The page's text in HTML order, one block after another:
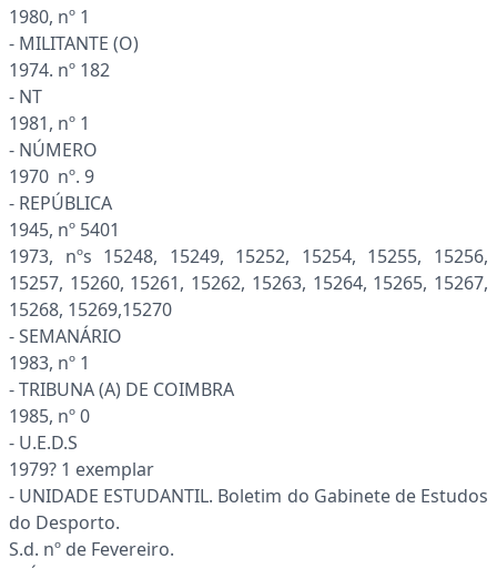
1980, nº 1
- MILITANTE (O)
1974. nº 182
- NT
1981, nº 1
- NÚMERO
1970 nº. 9
- REPÚBLICA
1945, nº 5401
1973, nºs 15248, 15249, 15252, 15254, 15255, 15256,
15257, 15260, 15261, 15262, 15263, 15264, 15265, 15267,
15268, 15269,15270
- SEMANÁRIO
1983, nº 1
- TRIBUNA (A) DE COIMBRA
1985, nº 0
- U.E.D.S
1979? 1 exemplar
- UNIDADE ESTUDANTIL. Boletim do Gabinete de Estudos
do Desporto.
S.d. nº de Fevereiro.